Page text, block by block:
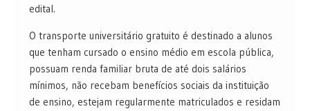
edital.
O transporte universitário gratuito é destinado a alunos
que tenham cursado o ensino médio em escola pública,
possuam renda familiar bruta de até dois salários
mínimos, não recebam benefícios sociais da instituição
de ensino, estejam regularmente matriculados e residam